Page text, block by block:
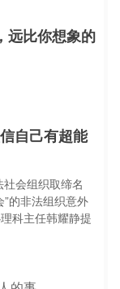
远比你想象的
自己有超能
会组织取缔名
的非法组织意外
科主任韩耀静提